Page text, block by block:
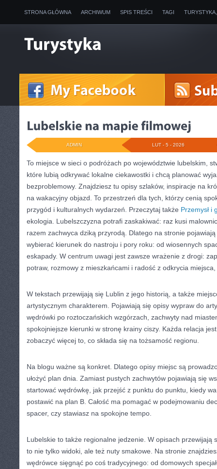
STRONA GŁÓWNA ARCHIWUM SPIS TREŚCI TAGI
LUT - 5 - 2026
ADMIN
To miejsce w sieci o podróżach po województwie lubelskim,
które lubią odkrywać lokalne ciekawostki i chcą planować
bezproblemowy. Znajdziesz tu opisy szlaków, inspiracje na
na wakacyjny objazd. To przestrzeń dla tych, którzy cenią
przygód i kulturalnych wydarzeń. Przeczytaj także Przemysł i
ekologia. Lubelszczyzna potrafi zaskakiwać: raz kusi
razem zachwyca dziką przyrodą. Dlatego na stronie
wybierać kierunek do nastroju i pory roku: od wiosennych
eskapady. W centrum uwagi jest zawsze wrażenie z drogi:
potraw, rozmowy z mieszkańcami i radość z odkrycia
W tekstach przewijają się Lublin z jego historią, a także
artystycznym charakterem. Pojawiają się opisy wypraw do
wędrówki po roztoczańskich wzgórzach, zachwyty nad
spokojniejsze kierunki w stronę krainy ciszy. Każda relacja
zobaczyć więcej to, co składa się na tożsamość regionu.
Na blogu ważne są konkret. Dlatego opisy miejsc są
ułożyć plan dnia. Zamiast pustych zachwytów pojawiają się
startować wędrówkę, jak przejść z punktu do punktu, kiedy
postawić na plan B. Całość ma pomagać w podejmowaniu
spacer, czy stawiasz na spokojne tempo.
Lubelskie to także regionalne jedzenie. W opisach przewijają
to nie tylko widoki, ale też nuty smakowe. Na stronie
wędrówce sięgnąć po coś tradycyjnego: od domowych